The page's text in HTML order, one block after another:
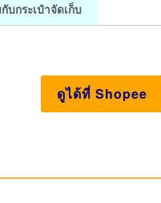
บกระเป๋าจัดเก็บ
ดูได้ที่ Shopee